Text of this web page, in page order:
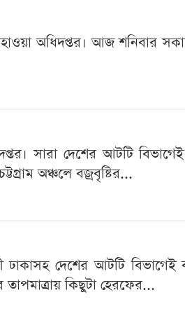
অধিদপ্তর। আজ শনিবার
সারা দেশের আটটি বিভাগেই
অঞ্চলে বজ্রবৃষ্টির...
দেশের আটটি বিভাগেই
কিছুটা হেরফের...